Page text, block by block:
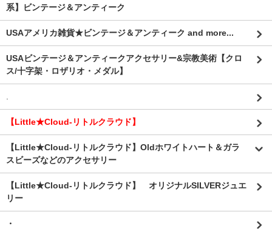
系】ビンテージ＆アンティーク
USAアメリカ雑貨★ビンテージ＆アンティーク and more...
USAビンテージ＆アンティークアクセサリー&宗教美術【クロ
ス/十字架・ロザリオ・メダル】
【Little★Cloud-リトルクラウド】
【Little★Cloud-リトルクラウド】Oldホワイトハート＆ガラ
スビーズなどのアクセサリー
【Little★Cloud-リトルクラウド】 オリジナルSILVERジュエ
リー
・